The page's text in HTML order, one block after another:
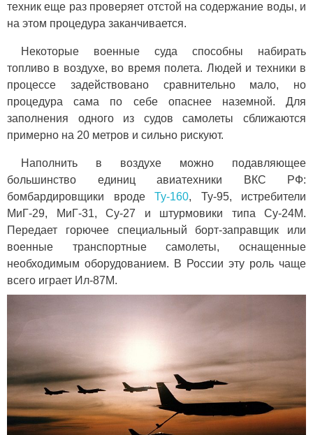
техник еще раз проверяет отстой на содержание воды, и
на этом процедура заканчивается.
Некоторые военные суда способны набирать
топливо в воздухе, во время полета. Людей и техники в
процессе задействовано сравнительно мало, но
процедура сама по себе опаснее наземной. Для
заполнения одного из судов самолеты сближаются
примерно на 20 метров и сильно рискуют.
Наполнить в воздухе можно подавляющее
большинство единиц авиатехники ВКС РФ:
бомбардировщики вроде Ту-160, Ту-95, истребители
МиГ-29, МиГ-31, Су-27 и штурмовики типа Су-24М.
Передает горючее специальный борт-заправщик или
военные транспортные самолеты, оснащенные
необходимым оборудованием. В России эту роль чаще
всего играет Ил-87М.